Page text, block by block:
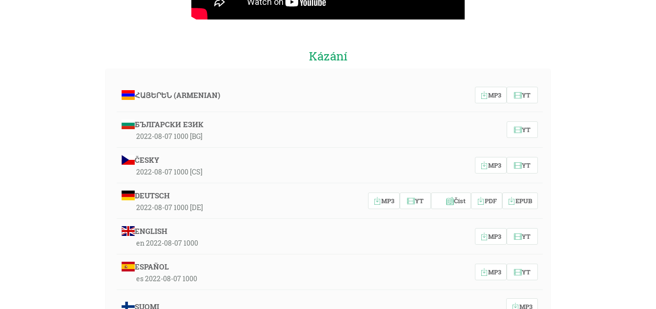
Kázání
ՀԱՅԵՐԵՆ (ARMENIAN) MP3 YT
БЪЛГАРСКИ ЕЗИК
2022-08-07 1000 [BG]
YT
ČESKY
2022-08-07 1000 [CS]
MP3 YT
DEUTSCH
2022-08-07 1000 [DE]
MP3 YT Číst PDF EPUB
ENGLISH
en 2022-08-07 1000
MP3 YT
ESPAÑOL
es 2022-08-07 1000
MP3 YT
SUOMI MP3